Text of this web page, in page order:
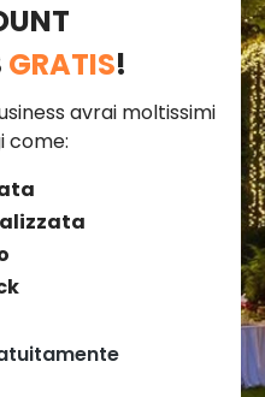
GRATIS!
avrai moltissimi
come: